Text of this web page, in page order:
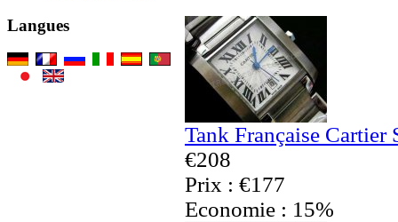
Langues
Tank Française Cartier
€208
Prix : €177
Economie : 15%